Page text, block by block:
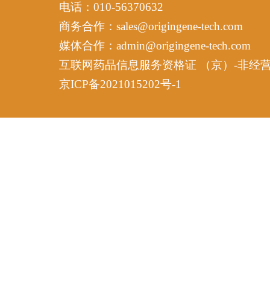
电话：010-56370632
商务合作：sales@origingene-tech.com
媒体合作：admin@origingene-tech.com
互联网药品信息服务资格证 （京）-非经
京ICP备2021015202号-1